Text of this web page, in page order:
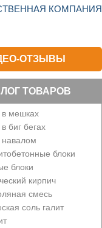
КОМПАНИЯ
ОТЗЫВЫ
ТОВАРОВ
мешках
биг бегах
блоки
блоки
кирпич
смесь
соль галит